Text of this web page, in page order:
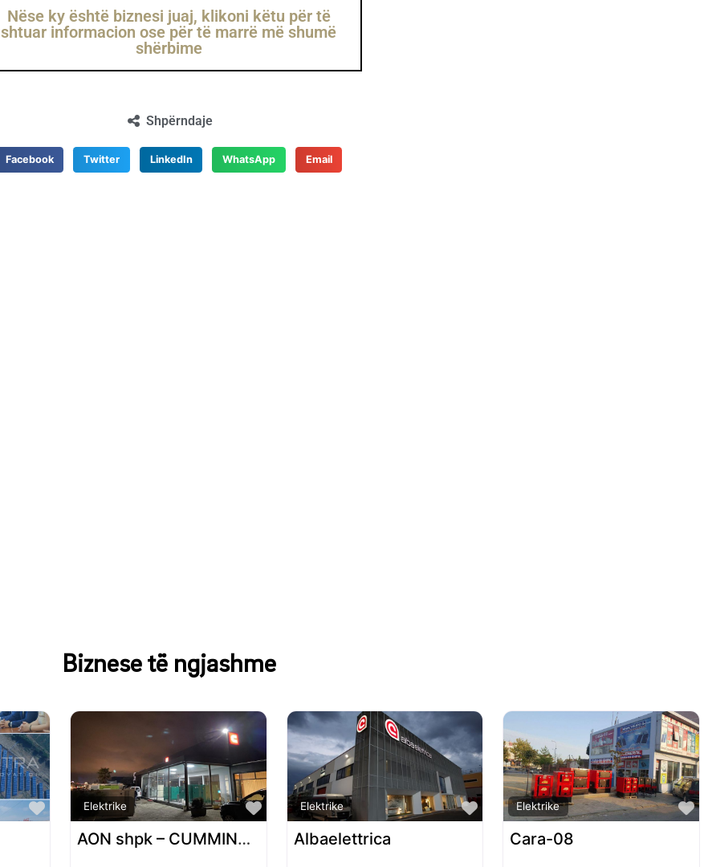
Nëse ky është biznesi juaj, klikoni këtu për të
shtuar informacion ose për të marrë më shumë
shërbime
Shpërndaje
Facebook Twitter LinkedIn WhatsApp Email
Biznese të ngjashme
FavoriteElektrike
Favorite
AON shpk – CUMMINS Power Generatio
Elektrike
Favorite
Albaelettrica
Elektrike
Cara-08